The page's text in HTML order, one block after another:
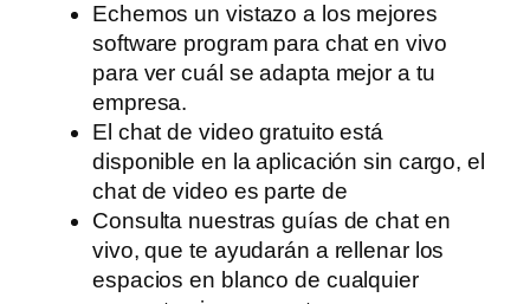
Echemos un vistazo a los mejores
software program para chat en vivo
para ver cuál se adapta mejor a tu
empresa.
El chat de video gratuito está
disponible en la aplicación sin cargo, el
chat de video es parte de
Consulta nuestras guías de chat en
vivo, que te ayudarán a rellenar los
espacios en blanco de cualquier